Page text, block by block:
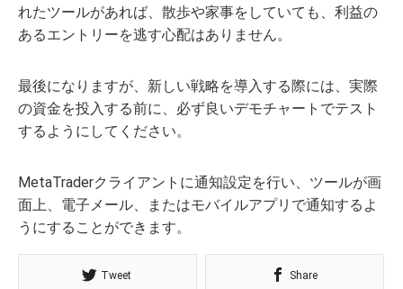
れたツールがあれば、散歩や家事をしていても、利益の
あるエントリーを逃す心配はありません。
最後になりますが、新しい戦略を導入する際には、実際
の資金を投入する前に、必ず良いデモチャートでテスト
するようにしてください。
MetaTraderクライアントに通知設定を行い、ツールが画
面上、電子メール、またはモバイルアプリで通知するよ
うにすることができます。
Tweet Share